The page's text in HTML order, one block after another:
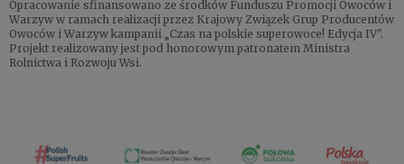
Opracowanie sfinansowano ze środków Funduszu Promocji Owoców i
Warzyw w ramach realizacji przez Krajowy Związek Grup Producentów
Owoców i Warzyw kampanii „Czas na polskie superowoce! Edycja IV".
Projekt realizowany jest pod honorowym patronatem Ministra
Rolnictwa i Rozwoju Wsi.